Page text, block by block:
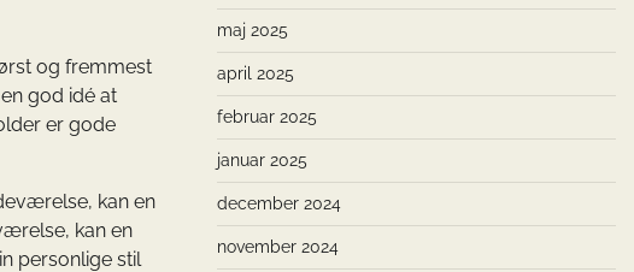
og fremmest
god idé at
er gode
kan en
kan en
personlige stil
maj 2025
april 2025
februar 2025
januar 2025
december 2024
november 2024